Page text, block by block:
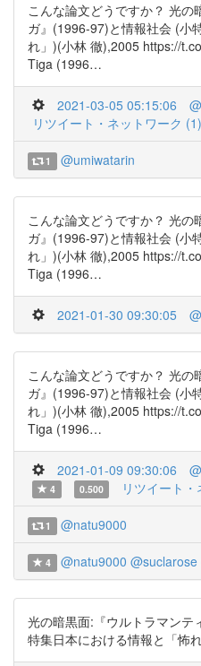
こんな論文どうですか？ 光の
ガ』(1996-97)と情報社会 (小
れ」)(小林 徹),2005 https://
Tiga (1996…
2021-03-05 05:15:06
リツイート・ネットワーク (1)
1 @umiwatarin
こんな論文どうですか？ 光の
ガ』(1996-97)と情報社会 (小
れ」)(小林 徹),2005 https://
Tiga (1996…
2021-01-30 09:30:05
こんな論文どうですか？ 光の
ガ』(1996-97)と情報社会 (小
れ」)(小林 徹),2005 https://
Tiga (1996…
2021-01-09 09:30:06
4
0.500 リツイート
1 @natu9000
4 @natu9000 @suclarose
光の暗黒面:『ウルトラマン
特集日本における情報と「怖